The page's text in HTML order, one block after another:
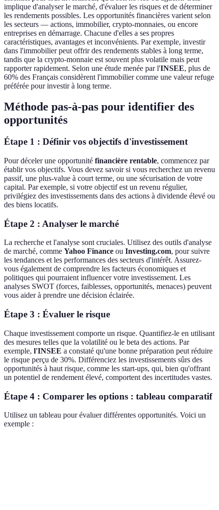
implique d'analyser le marché, d'évaluer les risques et de déterminer
les rendements possibles. Les opportunités financières varient selon
les secteurs — actions, immobilier, crypto-monnaies, ou encore
entreprises en démarrage. Chacune d'elles a ses propres
caractéristiques, avantages et inconvénients. Par exemple, investir
dans l'immobilier peut offrir des rendements stables à long terme,
tandis que la crypto-monnaie est souvent plus volatile mais peut
rapporter rapidement. Selon une étude menée par l'INSEE, plus de
60% des Français considèrent l'immobilier comme une valeur refuge
préférée pour investir à long terme.
Méthode pas-à-pas pour identifier des
opportunités
Étape 1 : Définir vos objectifs d'investissement
Pour déceler une opportunité financière rentable, commencez par
établir vos objectifs. Vous devez savoir si vous recherchez un revenu
passif, une plus-value à court terme, ou une sécurisation de votre
capital. Par exemple, si votre objectif est un revenu régulier,
privilégiez des investissements dans des actions à dividende élevé ou
des biens locatifs.
Étape 2 : Analyser le marché
La recherche et l'analyse sont cruciales. Utilisez des outils d'analyse
de marché, comme Yahoo Finance ou Investing.com, pour suivre
les tendances et les performances des secteurs d'intérêt. Assurez-
vous également de comprendre les facteurs économiques et
politiques qui pourraient influencer votre investissement. Les
analyses SWOT (forces, faiblesses, opportunités, menaces) peuvent
vous aider à prendre une décision éclairée.
Étape 3 : Évaluer le risque
Chaque investissement comporte un risque. Quantifiez-le en utilisant
des mesures telles que la volatilité ou le beta des actions. Par
exemple, l'INSEE a constaté qu'une bonne préparation peut réduire
le risque perçu de 30%. Différenciez les investissements sûrs des
opportunités à haut risque, comme les start-ups, qui, bien qu'offrant
un potentiel de rendement élevé, comportent des incertitudes vastes.
Étape 4 : Comparer les options : tableau comparatif
Utilisez un tableau pour évaluer différentes opportunités. Voici un
exemple :